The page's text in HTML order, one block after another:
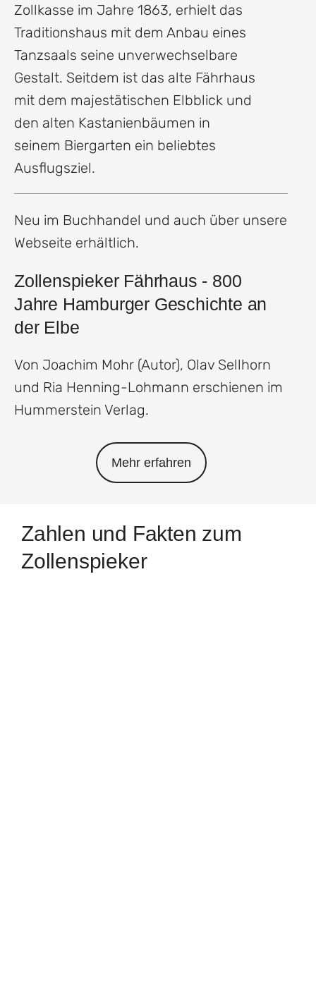
Zollkasse im Jahre 1863, erhielt das
Traditionshaus mit dem Anbau eines
Tanzsaals seine unverwechselbare
Gestalt. Seitdem ist das alte Fährhaus
mit dem majestätischen Elbblick und
den alten Kastanienbäumen in
seinem Biergarten ein beliebtes
Ausflugsziel.
Neu im Buchhandel und auch über unsere
Webseite erhältlich.
Zollenspieker Fährhaus - 800
Jahre Hamburger Geschichte an
der Elbe
Von Joachim Mohr (Autor), Olav Sellhorn
und Ria Henning-Lohmann erschienen im
‎Hummerstein Verlag.
Mehr erfahren
Zahlen und Fakten zum
Zollenspieker